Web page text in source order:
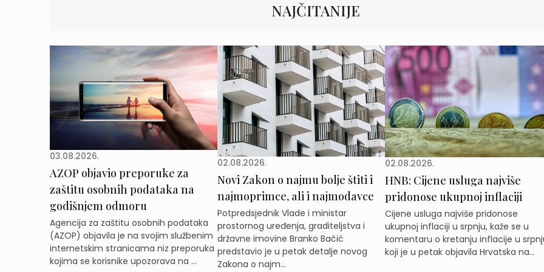
NAJČITANIJE
03.08.2026.
AZOP objavio preporuke za
zaštitu osobnih podataka na
godišnjem odmoru
Agencija za zaštitu osobnih podataka
(AZOP) objavila je na svojim službenim
internetskim stranicama niz preporuka
kojima se korisnike upozorava na ...
02.08.2026.
Novi Zakon o najmu bolje štiti i
najmoprimce, ali i najmodavce
Potpredsjednik Vlade i ministar
prostornog uređenja, graditeljstva i
državne imovine Branko Bačić
predstavio je u petak detalje novog
Zakona o najm...
02.08.2026.
HNB: Cijene usluga najviše
pridonose ukupnoj inflaciji
Cijene usluga najviše pridonose
ukupnoj inflaciji u srpnju, kaže se u
komentaru o kretanju inflacije u
koji je u petak objavila Hrvatska na...